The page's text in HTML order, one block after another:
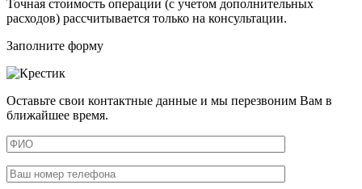
Точная стоимость операции (с учетом дополнительных
расходов) рассчитывается только на консультации.
Заполните форму
Оставьте свои контактные данные и мы перезвоним Вам в
ближайшее время.